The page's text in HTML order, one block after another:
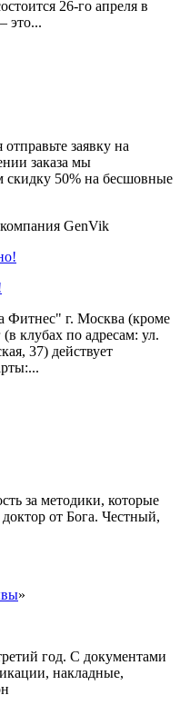
26-го апреля в
это...
заявку на
заказа мы
скидку 50% на бесшовные
GenVik
Фитнес" г. Москва (кроме
клубах по адресам: ул.
37) действует
за методики, которые
от Бога. Честный,
»
год. С документами
накладные,